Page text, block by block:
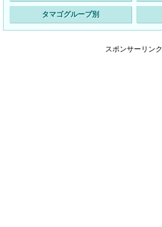
タマゴグループ別
スポンサーリンク